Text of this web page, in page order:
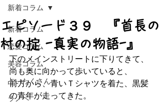
新着コラム
恋愛コラム
美容コラム
占いたくさん
ラノベ
新着コラム
エピソード３９ 『首長の
村の掟 -真実の物語-』
下のメインストリートに下りてきて、
尚も奥に向かって歩いていると、
前方から、青いＴシャツを着た、黒髪
の青年が走ってきた。